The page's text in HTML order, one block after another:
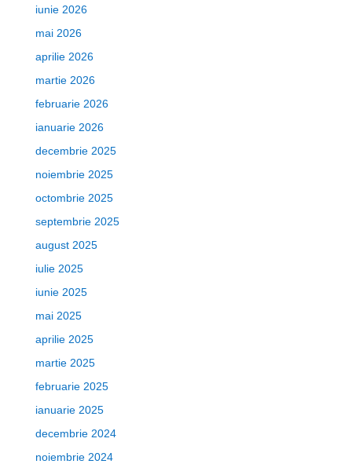
iunie 2026
mai 2026
aprilie 2026
martie 2026
februarie 2026
ianuarie 2026
decembrie 2025
noiembrie 2025
octombrie 2025
septembrie 2025
august 2025
iulie 2025
iunie 2025
mai 2025
aprilie 2025
martie 2025
februarie 2025
ianuarie 2025
decembrie 2024
noiembrie 2024